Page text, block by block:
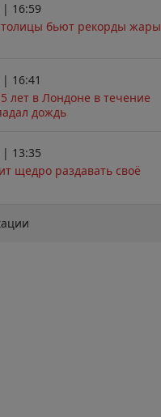
| 16:59
бьют рекорды жары
| 16:41
лет в Лондоне в течение
дождь
| 13:35
щедро раздавать своё